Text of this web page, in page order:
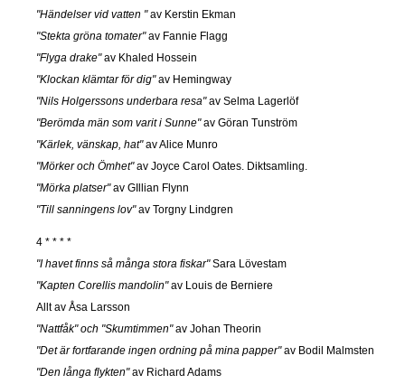
"Händelser vid vatten "av Kerstin Ekman
"Stekta gröna tomater"av Fannie Flagg
"Flyga drake"av Khaled Hossein
"Klockan klämtar för dig"av Hemingway
"Nils Holgerssons underbara resa"av Selma Lagerlöf
"Berömda män som varit i Sunne"av Göran Tunström
"Kärlek, vänskap, hat"av Alice Munro
"Mörker och Ömhet"av Joyce Carol Oates. Diktsamling.
"Mörka platser"av GIllian Flynn
"Till sanningens lov"av Torgny Lindgren
4 * * * *
"I havet finns så många stora fiskar"Sara Lövestam
"Kapten Corellis mandolin"av Louis de Berniere
Allt av Åsa Larsson
"Nattfåk" och "Skumtimmen"av Johan Theorin
"Det är fortfarande ingen ordning på mina papper"av Bodil Malmsten
"Den långa flykten"av Richard Adams